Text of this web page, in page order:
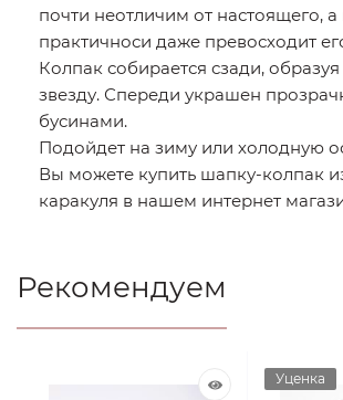
почти неотличим от настоящего, а
практичноси даже превосходит
Колпак собирается сзади,
звезду. Спереди украшен
бусинами.
Подойдет на зиму или холодную
Вы можете купить шапку-колпак
каракуля в нашем интернет
Рекомендуем
Уценка